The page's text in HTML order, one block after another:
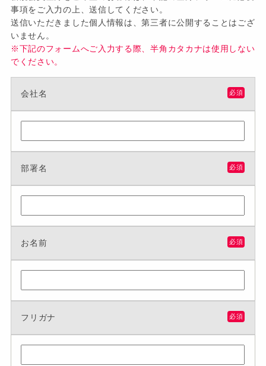
事項をご入力の上、送信してください。
送信いただきました個人情報は、第三者に公開することはござ
いません。
※下記のフォームへご入力する際、半角カタカナは使用しない
でください。
会社名 必須
部署名 必須
お名前 必須
フリガナ 必須